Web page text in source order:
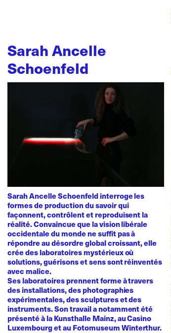
Sarah Ancelle
Schoenfeld
Sarah Ancelle Schoenfeld interroge les
formes de production du savoir qui
façonnent, contrôlent et reproduisent la
réalité. Convaincue que la vision libérale
occidentale du monde ne suffit pas à
répondre au désordre global croissant, elle
crée des laboratoires mystérieux où
solutions, guérisons et sens sont réinventés
avec malice.
Ses laboratoires prennent forme à travers
des installations, des photographies
expérimentales, des sculptures et des
instruments. Son travail a notamment été
présenté à la Kunsthalle Mainz, au Casino
Luxembourg et au Fotomuseum Winterthur.